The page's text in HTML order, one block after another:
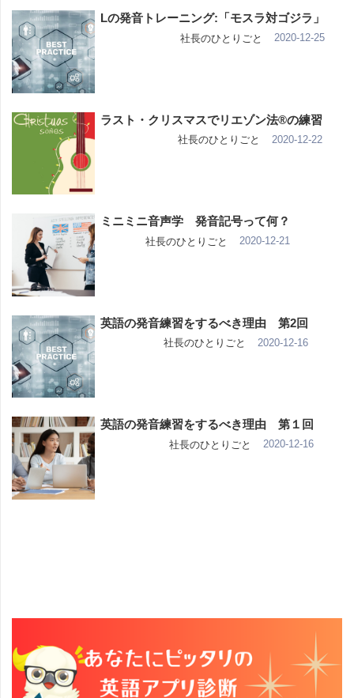
Lの発音トレーニング:「モスラ対ゴジラ」
社長のひとりごと 2020-12-25
ラスト・クリスマスでリエゾン法®の練習
社長のひとりごと 2020-12-22
ミニミニ音声学 発音記号って何？
社長のひとりごと 2020-12-21
英語の発音練習をするべき理由 第2回
社長のひとりごと 2020-12-16
英語の発音練習をするべき理由 第１回
社長のひとりごと 2020-12-16